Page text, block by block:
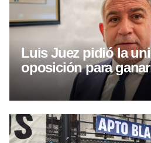
Luis Juez pidió la
oposición para
elecciones a Llaryora